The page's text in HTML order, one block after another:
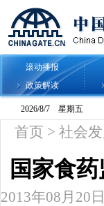
滚动播报
政策解读
首页 > 社会
国家食
2013年08月20